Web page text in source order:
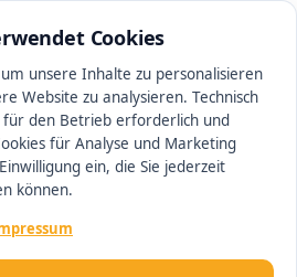
Cookies
unsere Inhalte zu personalisieren
Website zu analysieren. Technisch
für den Betrieb erforderlich und
für Analyse und Marketing
ein, die Sie jederzeit
können.